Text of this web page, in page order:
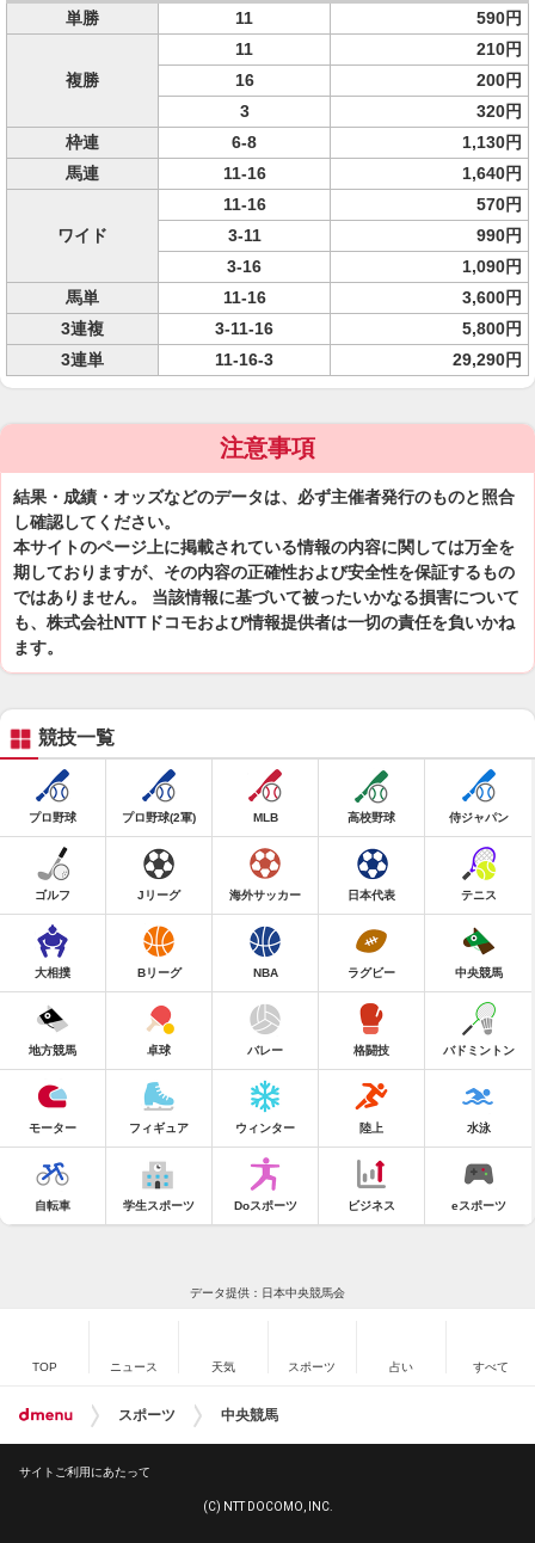
単勝 11 590円
複勝
11
210円
16
200円
3
320円
枠連
6-8
1,130円
馬連
11-16 1,640円
ワイド
11-16
570円
3-11
990円
3-16
1,090円
馬単
11-16
3,600円
3連複
3-11-16
5,800円
3連単
11-16-3 29,290円
注意事項
結果・成績・オッズなどのデータは、必ず主催者発行のものと照合
し確認してください。
本サイトのページ上に掲載されている情報の内容に関しては万全を
期しておりますが、その内容の正確性および安全性を保証するもの
ではありません。 当該情報に基づいて被ったいかなる損害について
も、株式会社NTTドコモおよび情報提供者は一切の責任を負いかね
ます。
競技一覧
プロ野球 プロ野球(2軍) MLB 高校野球 侍ジャパン
ゴルフ Jリーグ 海外サッカー 日本代表 テニス
大相撲 Bリーグ NBA ラグビー 中央競馬
地方競馬 卓球 バレー 格闘技 バドミントン
モーター フィギュア ウィンター 陸上 水泳
自転車 学生スポーツ Doスポーツ ビジネス eスポーツ
データ提供：日本中央競馬会
TOP ニュース 天気 スポーツ 占い すべて
スポーツ 中央競馬
サイトご利用にあたって
(C) NTT DOCOMO, INC.